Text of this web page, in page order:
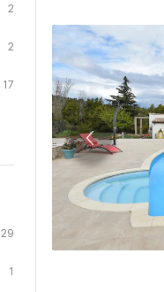
2
2
17
29
1